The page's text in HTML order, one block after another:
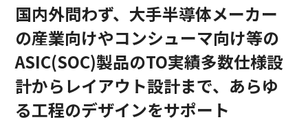
国内外問わず、大手半導体メーカー
の産業向けやコンシューマ向け等の
ASIC(SOC)製品のTO実績多数仕様設
計からレイアウト設計まで、あらゆ
る工程のデザインをサポート